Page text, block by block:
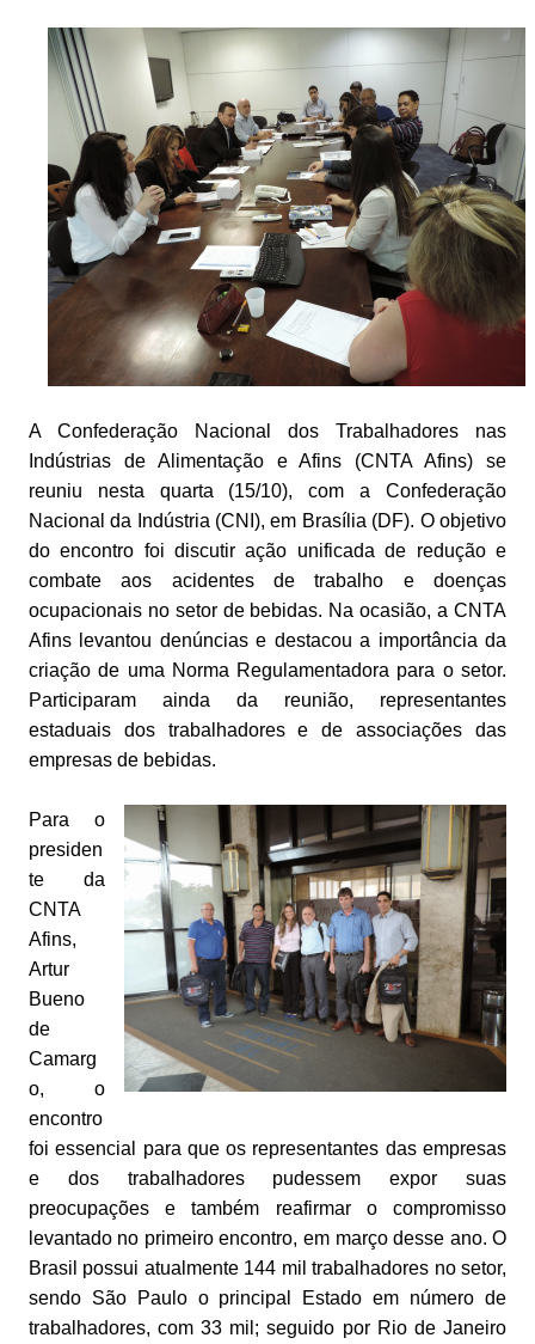
A Confederação Nacional dos Trabalhadores nas
Indústrias de Alimentação e Afins (CNTA Afins) se
reuniu nesta quarta (15/10), com a Confederação
Nacional da Indústria (CNI), em Brasília (DF). O objetivo
do encontro foi discutir ação unificada de redução e
combate aos acidentes de trabalho e doenças
ocupacionais no setor de bebidas. Na ocasião, a CNTA
Afins levantou denúncias e destacou a importância da
criação de uma Norma Regulamentadora para o setor.
Participaram ainda da reunião, representantes
estaduais dos trabalhadores e de associações das
empresas de bebidas.
Para o
presiden
te da
CNTA
Afins,
Artur
Bueno
de
Camarg
o, o
encontro
foi essencial para que os representantes das empresas
e dos trabalhadores pudessem expor suas
preocupações e também reafirmar o compromisso
levantado no primeiro encontro, em março desse ano. O
Brasil possui atualmente 144 mil trabalhadores no setor,
sendo São Paulo o principal Estado em número de
trabalhadores, com 33 mil; seguido por Rio de Janeiro